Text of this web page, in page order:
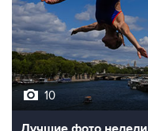
10
Лучшие фото недели